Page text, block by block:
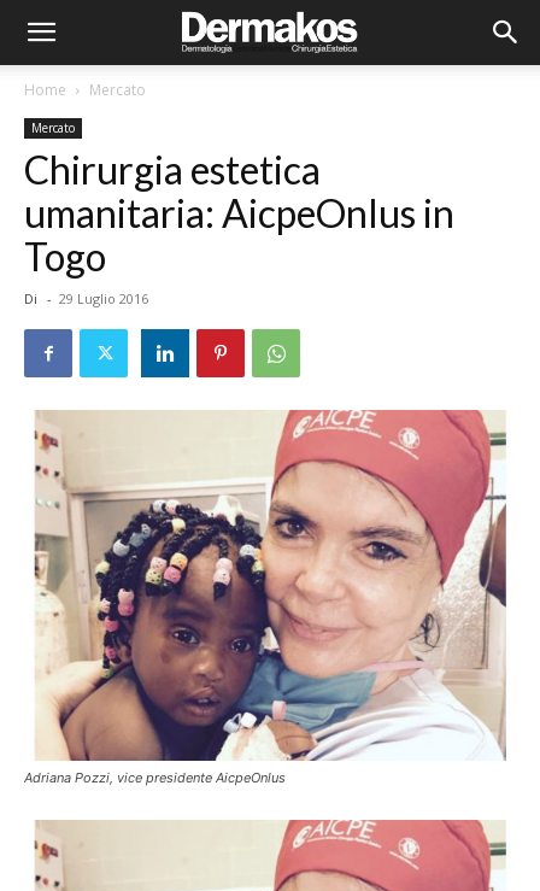
Home Mercato
Mercato
Chirurgia estetica
umanitaria: AicpeOnlus in
Togo
Di - 29 Luglio 2016
Adriana Pozzi, vice presidente AicpeOnlus